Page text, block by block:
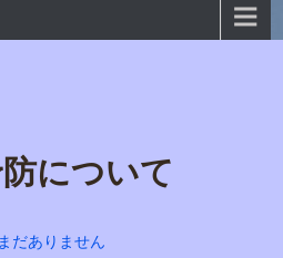
について
だありません